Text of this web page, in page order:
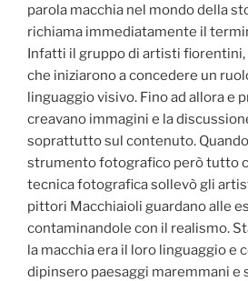
parola macchia nel mondo della
richiama immediatamente il
Infatti il gruppo di artisti fiorentini,
che iniziarono a concedere un
linguaggio visivo. Fino ad allora e
creavano immagini e la
soprattutto sul contenuto.
strumento fotografico però tutto
tecnica fotografica sollevò gli
pittori Macchiaioli guardano alle
contaminandole con il realismo.
la macchia era il loro linguaggio e
dipinsero paesaggi maremmani e